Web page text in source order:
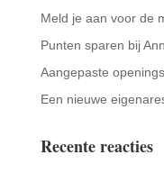
Meld je aan voor de
Punten sparen bij
Aangepaste
Een nieuwe
Recente reacties